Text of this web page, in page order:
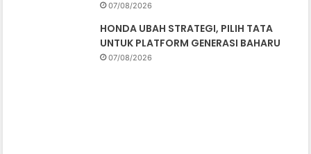
07/08/2026
HONDA UBAH STRATEGI, PILIH TATA
UNTUK PLATFORM GENERASI BAHARU
07/08/2026